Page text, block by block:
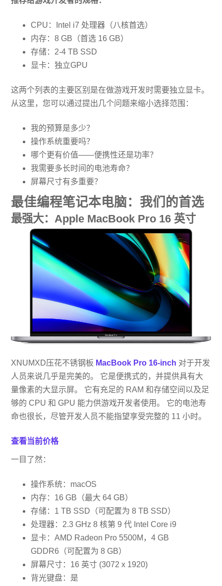
CPU：Intel i7 处理器（八核首选）
内存：8 GB（首选 16 GB）
存储：2-4 TB SSD
显卡：独立GPU
这两个列表的主要区别是在做游戏开发时需要独立显卡。
从这里，您可以通过提出几个问题来缩小选择范围：
我的预算是多少？
操作系统重要吗？
哪个更有价值——便携性还是功率？
我需要多长时间的电池寿命？
屏幕尺寸有多重要？
最佳编程笔记本电脑：我们的首选
最强大：Apple MacBook Pro 16 英寸
XNUMXD压花不锈钢板 MacBook Pro 16-inch 对于开发
人员来说几乎是完美的。 它是便携式的，并提供具有大
量像素的大显示屏。 它有充足的 RAM 和存储空间以及足
够的 CPU 和 GPU 能力供游戏开发者使用。 它的电池寿
命也很长，尽管开发人员不能指望享受完整的 11 小时。
查看当前价格
一目了然：
操作系统：macOS
内存：16 GB（最大 64 GB）
存储：1 TB SSD（可配置为 8 TB SSD）
处理器：2.3 GHz 8 核第 9 代 Intel Core i9
显卡：AMD Radeon Pro 5500M，4 GB
GDDR6（可配置为 8 GB）
屏幕尺寸：16 英寸 (3072 x 1920)
背光键盘：是